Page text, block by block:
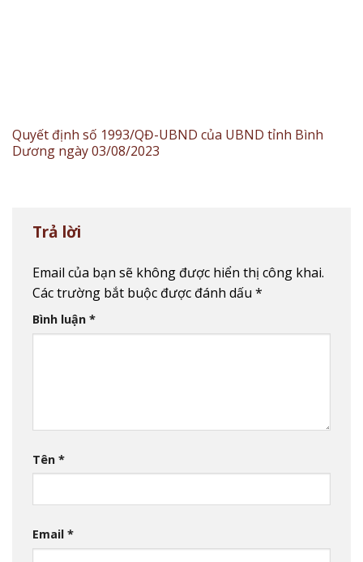
Quyết định số 1993/QĐ-UBND của UBND tỉnh Bình
Dương ngày 03/08/2023
Trả lời
Email của bạn sẽ không được hiển thị công khai.
Các trường bắt buộc được đánh dấu *
Bình luận *
Tên *
Email *